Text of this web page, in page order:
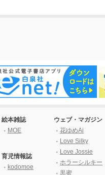
絵本雑誌
MOE
育児情報誌
kodomoe
ウェブ・マガジン
花ゆめAi
Love Silky
Love Jossie
ホラーシルキー
黒蜜